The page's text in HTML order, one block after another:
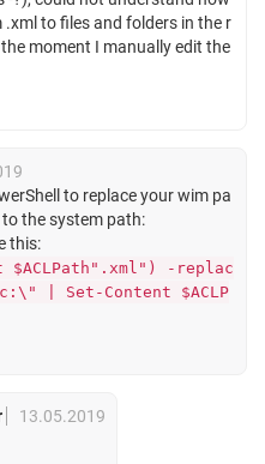
to files and folders in the r
moment I manually edit the
to replace your wim pa
the system path:
this:
$ACLPath".xml") -replac
| Set-Content $ACLP
13.05.2019